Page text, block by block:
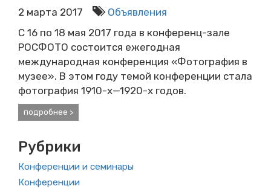
2 марта 2017
Объявления
С 16 по 18 мая 2017 года в конференц-зале
РОСФОТО состоится ежегодная
международная конференция «Фотография в
музее». В этом году темой конференции стала
фотография 1910-х—1920-х годов.
подробнее >
Рубрики
Конференции и семинары
Конференции